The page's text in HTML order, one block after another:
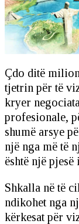
Çdo ditë
tjetrin për të
kryer
profesionale,
shumë arsye
një nga më të
është një
Shkalla në të
ndikohet nga
kërkesat për